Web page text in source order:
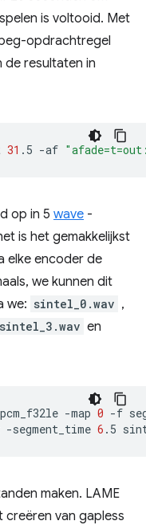
is voltooid. Met
opdrachtregel
de resultaten in
31 .5 -af
op in 5 wave -
is het gemakkelijkst
elke encoder de
we kunnen dit
we: sintel_0.wav ,
sintel_3.wav en
pcm_f32le -map 0 -f
-segment_time 6 .5
maken. LAME
van gapless